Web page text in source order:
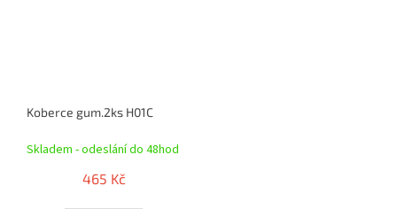
Koberce gum.2ks H01C
Skladem - odeslání do 48hod
465 Kč